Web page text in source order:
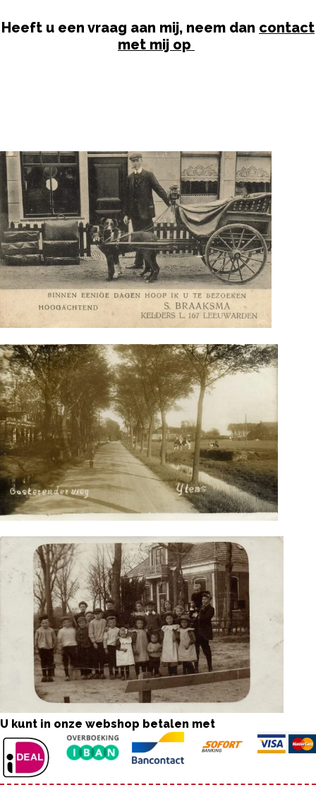
Heeft u een vraag aan mij, neem dan contact
met mij op
U kunt in onze webshop betalen met